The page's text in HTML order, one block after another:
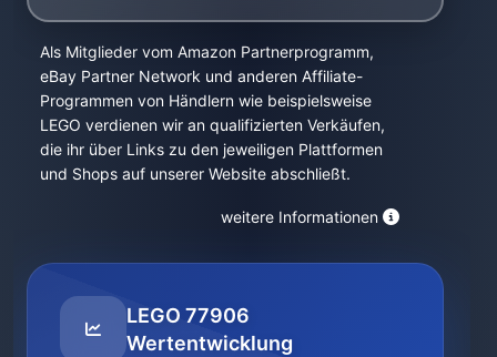
Als Mitglieder vom Amazon Partnerprogramm,
eBay Partner Network und anderen Affiliate-
Programmen von Händlern wie beispielsweise
LEGO verdienen wir an qualifizierten Verkäufen,
die ihr über Links zu den jeweiligen Plattformen
und Shops auf unserer Website abschließt.
weitere Informationen
LEGO 77906
Wertentwicklung